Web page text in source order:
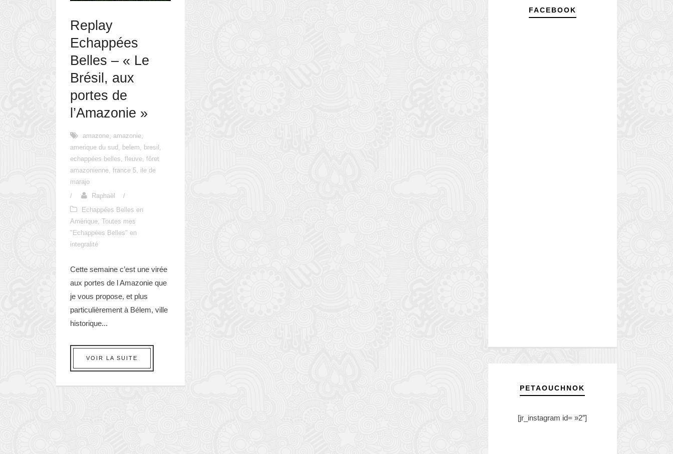
Replay
Echappées
Belles – « Le
Brésil, aux
portes de
l’Amazonie »
amazone amazonie
amerique du sud
belem bresil
echappées belles fleuve fôret
amazonienne france 5 ile de
marajo
/
Raphaël
/
Echappées Belles en
Amérique Toutes mes
"Echappées Belles" en
integralité
Cette semaine c’est une virée
aux portes de l Amazonie que
je vous propose, et plus
particulièrement à Bélem, ville
historique...
VOIR LA SUITE
FACEBOOK
PETAOUCHNOK
[jr_instagram id= »2″]